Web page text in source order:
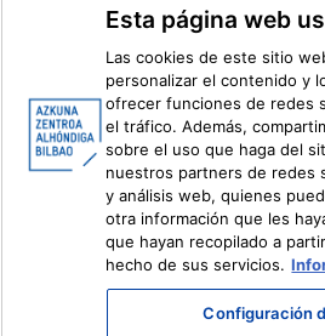
Facebook
X
Información legal Sistema
Esta página web
Las cookies de este sitio
personalizar el contenido y
ofrecer funciones de redes
el tráfico. Además,
sobre el uso que haga del
nuestros partners de redes
y análisis web, quienes
otra información que les
que hayan recopilado a
hecho de sus servicios.
Configuración